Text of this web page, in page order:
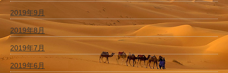
2019年9月
2019年8月
2019年7月
2019年6月